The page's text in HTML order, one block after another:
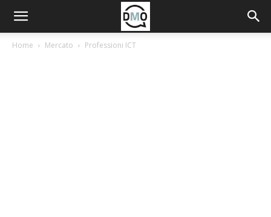
Home Mercato Professioni ICT